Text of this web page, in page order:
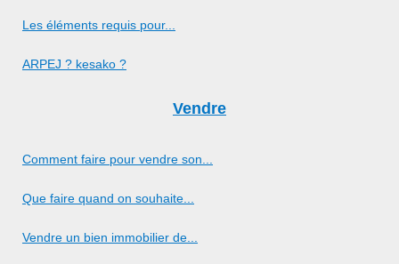
Les éléments requis pour...
ARPEJ ? kesako ?
Vendre
Comment faire pour vendre son...
Que faire quand on souhaite...
Vendre un bien immobilier de...